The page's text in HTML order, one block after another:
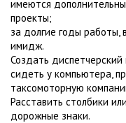
имеются
проекты;
за долгие годы работы,
имидж.
Создать
сидеть у компьютера,
таксомоторную
Расставить столбики
дорожные знаки.